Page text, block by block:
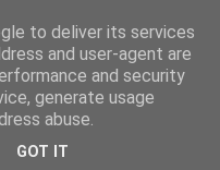
to deliver its services
and user-agent are
and security
generate usage
abuse.
GOT IT